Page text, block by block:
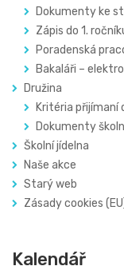
Dokumenty ke
Zápis do 1.
Poradenská
Bakaláři –
Družina
Kritéria přijímaní
Dokumenty
Školní jídelna
Naše akce
Starý web
Zásady cookies
Kalendář